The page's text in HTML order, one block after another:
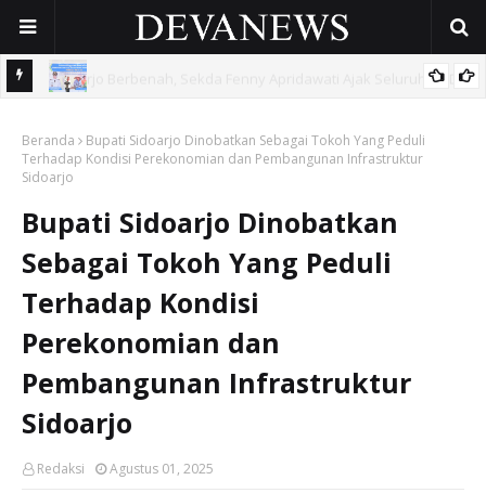
42.210 Pekerja Rentan Lewat BPJS Ketenagakerjaan
Beranda
Bupati Sidoarjo Dinobatkan Sebagai Tokoh Yang Peduli
Terhadap Kondisi Perekonomian dan Pembangunan Infrastruktur
Sidoarjo
Bupati Sidoarjo Dinobatkan
Sebagai Tokoh Yang Peduli
Terhadap Kondisi
Perekonomian dan
Pembangunan Infrastruktur
Sidoarjo
Redaksi Agustus 01, 2025